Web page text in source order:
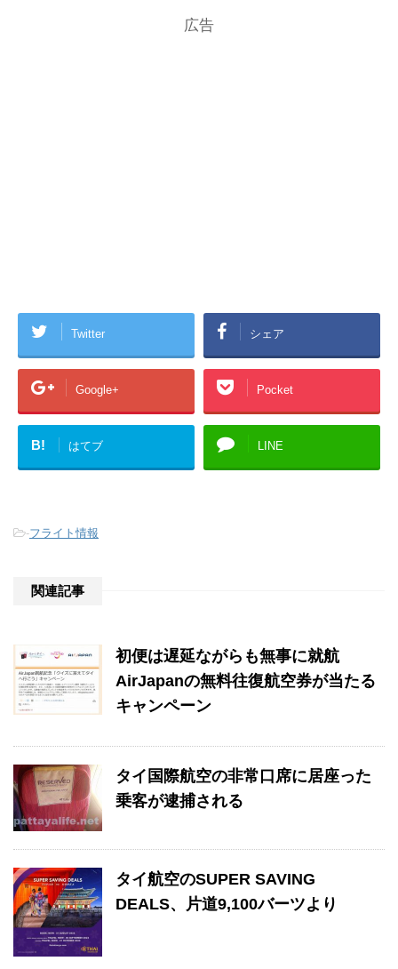
広告
Twitter シェア
Google+ Pocket
B! はてブ LINE
-フライト情報
関連記事
初便は遅延ながらも無事に就航
AirJapanの無料往復航空券が当たる
キャンペーン
タイ国際航空の非常口席に居座った
乗客が逮捕される
タイ航空のSUPER SAVING
DEALS、片道9,100バーツより